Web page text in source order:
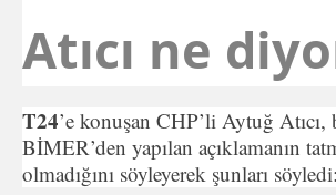
Atıcı ne
T24’e konuşan CHP’li Aytuğ Atıcı,
BİMER’den yapılan açıklamanın
olmadığını söyleyerek şunları söyledi: